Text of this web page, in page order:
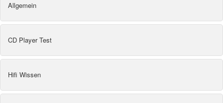
Allgemein
CD Player Test
Hifi Wissen